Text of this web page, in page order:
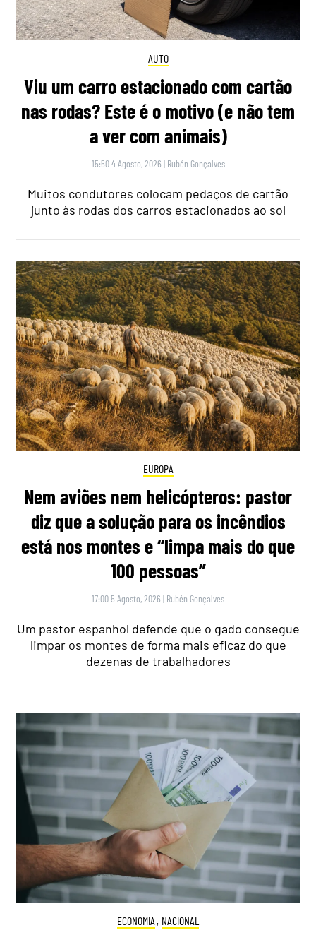
AUTO
Viu um carro estacionado com cartão
nas rodas? Este é o motivo (e não tem
a ver com animais)
15:50 4 Agosto, 2026 | Rubén Gonçalves
Muitos condutores colocam pedaços de cartão
junto às rodas dos carros estacionados ao sol
EUROPA
Nem aviões nem helicópteros: pastor
diz que a solução para os incêndios
está nos montes e “limpa mais do que
100 pessoas”
17:00 5 Agosto, 2026 | Rubén Gonçalves
Um pastor espanhol defende que o gado consegue
limpar os montes de forma mais eficaz do que
dezenas de trabalhadores
ECONOMIA , NACIONAL